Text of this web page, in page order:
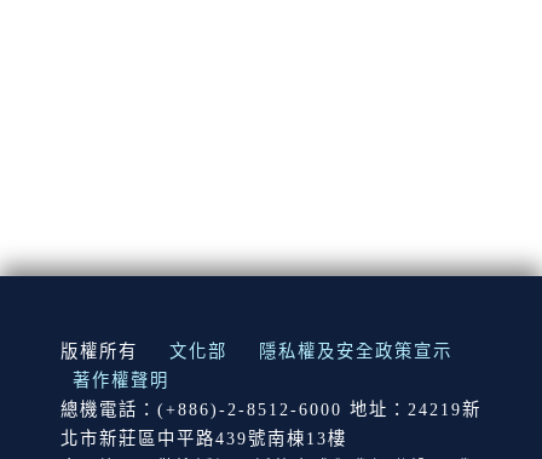
:::
版權所有 文化部
隱私權及安全政策宣示
著作權聲明
總機電話：(+886)-2-8512-6000 地址：24219新
北市新莊區中平路439號南棟13樓